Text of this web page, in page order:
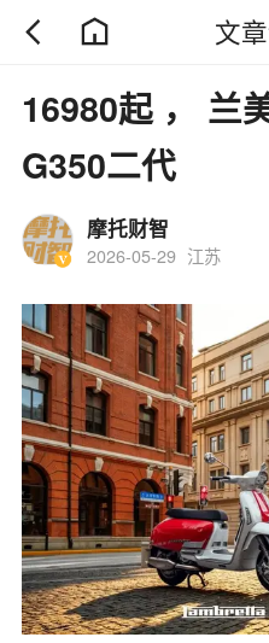
文
16980起 ， 兰
G350二代
摩托财智
2026-05-29 江苏